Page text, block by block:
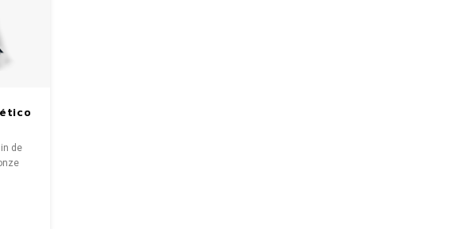
de